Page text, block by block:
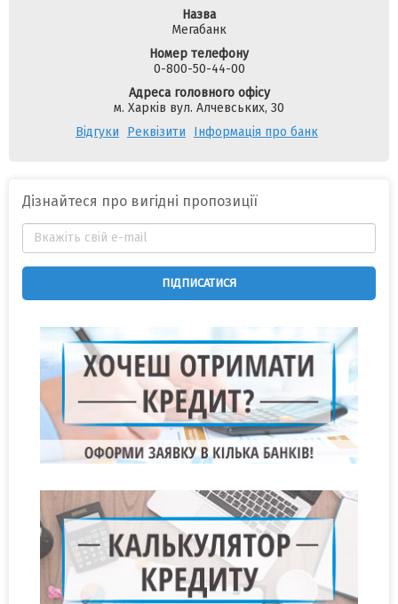
Назва
Мегабанк
Номер телефону
0-800-50-44-00
Адреса головного офісу
м. Харків вул. Алчевських, 30
Відгуки
Реквізити Інформація про банк
Дізнайтеся про вигідні пропозиції
ПІДПИСАТИСЯ